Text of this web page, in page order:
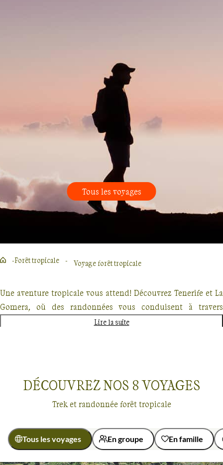
VoyagesForêt tropicale
Tous les voyages
Forêt tropicale Voyage forêt tropicale
Une aventure tropicale vous attend! Découvrez Tenerife et La
Gomera, où des randonnées vous conduisent à travers
montagnes volcaniques et végétation subtropicale. À la
plages idylliques. Entraînez-vous au Mexique pour une
expérience énergisante entre volcans majestueux et forêts du
Chiapas. Ou optez pour le Népal moins connu du Langtang,
soigneusement conçu pour vous faire vivre des moments
inoubliables et vous connecter avec la nature à l'état pur.
Lire la suite
DÉCOUVREZ NOS 8VOYAGES
Trek et randonnée forêt tropicale
Tous les voyages En groupe En famille